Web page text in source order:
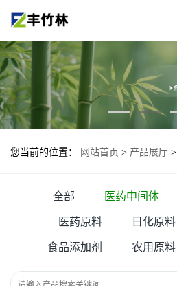
您当前的位置： 网站首页 > 产品展厅 >
全部 医药中间体
医药原料 日化原料
食品添加剂 农用原料